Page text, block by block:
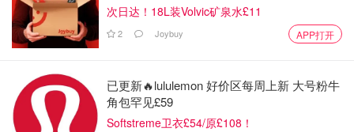
次日达！18L装Volvic矿泉水£11
2 Joybuy APP打开
已更新🔥lululemon 好价区每周上新 大号粉牛
角包罕见£59
Softstreme卫衣£54/原£108！